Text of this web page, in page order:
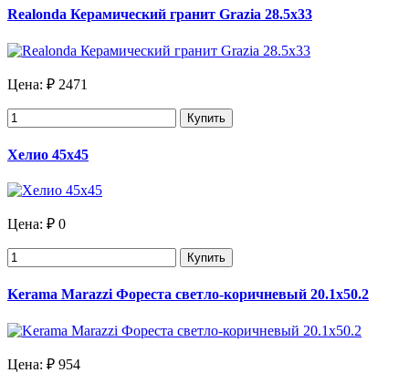
Realonda Керамический гранит Grazia 28.5х33
Цена: ₽ 2471
Купить
Хелио 45х45
Цена: ₽ 0
Купить
Kerama Marazzi Фореста светло-коричневый 20.1х50.2
Цена: ₽ 954